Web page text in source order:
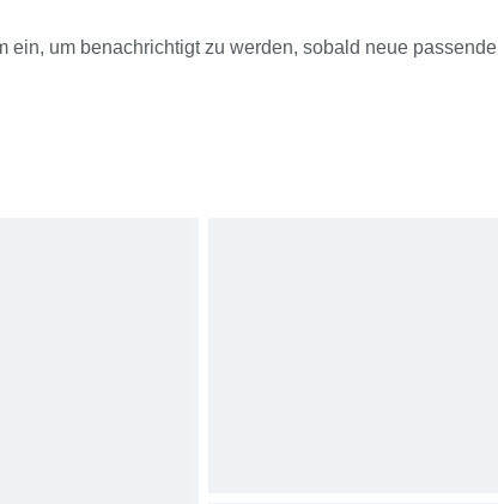
ein, um benachrichtigt zu werden, sobald neue passende